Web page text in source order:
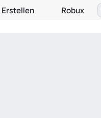
Erstellen Robux